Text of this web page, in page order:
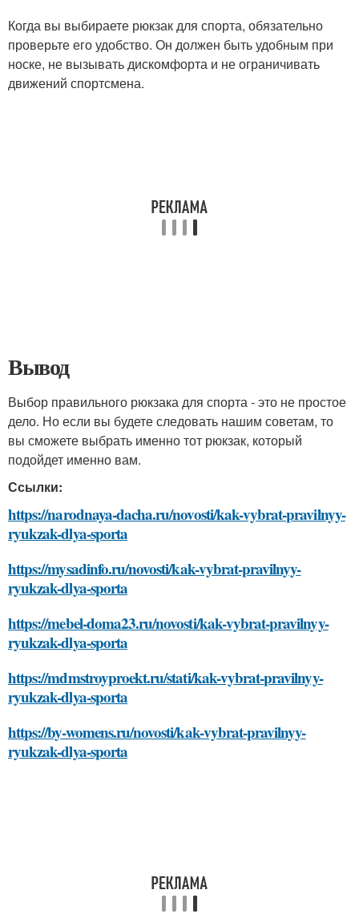
Когда вы выбираете рюкзак для спорта, обязательно
проверьте его удобство. Он должен быть удобным при
носке, не вызывать дискомфорта и не ограничивать
движений спортсмена.
Вывод
Выбор правильного рюкзака для спорта - это не простое
дело. Но если вы будете следовать нашим советам, то
вы сможете выбрать именно тот рюкзак, который
подойдет именно вам.
Ссылки:
https://narodnaya-dacha.ru/novosti/kak-vybrat-pravilnyy-
ryukzak-dlya-sporta
https://mysadinfo.ru/novosti/kak-vybrat-pravilnyy-
ryukzak-dlya-sporta
https://mebel-doma23.ru/novosti/kak-vybrat-pravilnyy-
ryukzak-dlya-sporta
https://mdmstroyproekt.ru/stati/kak-vybrat-pravilnyy-
ryukzak-dlya-sporta
https://by-womens.ru/novosti/kak-vybrat-pravilnyy-
ryukzak-dlya-sporta